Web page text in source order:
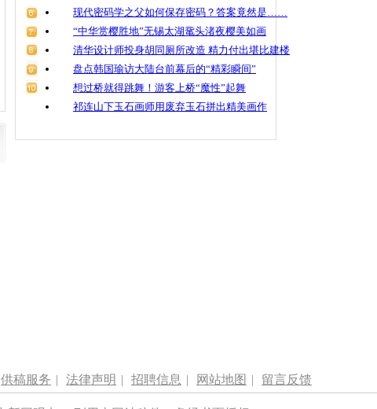
现代密码学之父如何保存密码？答案竟然是……
“中华赏樱胜地”无锡太湖鼋头渚夜樱美如画
清华设计师投身胡同厕所改造 精力付出堪比建楼
盘点韩国瑜访大陆台前幕后的“精彩瞬间”
想过桥就得跳舞！游客上桥“魔性”起舞
祁连山下玉石画师用废弃玉石拼出精美画作
供稿服务 | 法律声明 | 招聘信息 | 网站地图 | 留言反馈